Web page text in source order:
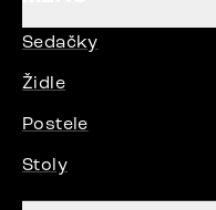
Sedačky
Židle
Postele
Stoly